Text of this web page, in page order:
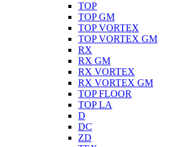
TOP
TOP GM
TOP VORTEX
TOP VORTEX GM
RX
RX GM
RX VORTEX
RX VORTEX GM
TOP FLOOR
TOP LA
D
DC
ZD